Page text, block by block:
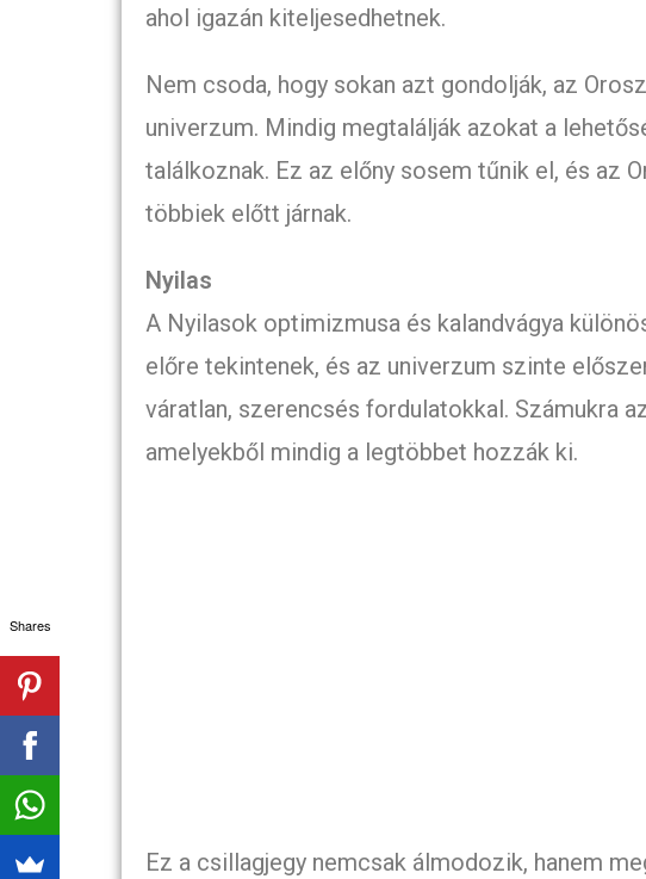
ahol igazán kiteljesedhetnek.
Nem csoda, hogy sokan azt gondolják, az
univerzum. Mindig megtalálják azokat a
találkoznak. Ez az előny sosem tűnik el, és az
többiek előtt járnak.
Nyilas
A Nyilasok optimizmusa és kalandvágya
előre tekintenek, és az univerzum szinte
váratlan, szerencsés fordulatokkal. Számukra
amelyekből mindig a legtöbbet hozzák ki.
Ez a csillagjegy nemcsak álmodozik, hanem
Shares